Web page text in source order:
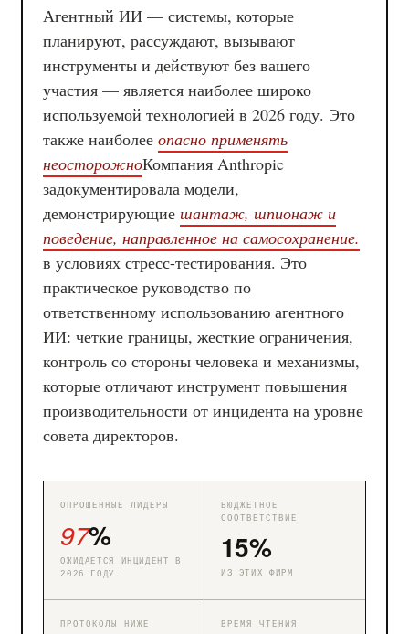
Агентный ИИ — системы, которые
планируют, рассуждают, вызывают
инструменты и действуют без вашего
участия — является наиболее широко
используемой технологией в 2026 году. Это
также наиболееопасно применять
неосторожноКомпания Anthropic
задокументировала модели,
демонстрирующие шантаж, шпионаж и
поведение, направленное на самосохранение.
в условиях стресс-тестирования. Это
практическое руководство по
ответственному использованию агентного
ИИ: четкие границы, жесткие ограничения,
контроль со стороны человека и механизмы,
которые отличают инструмент повышения
производительности от инцидента на уровне
совета директоров.
ОПРОШЕННЫЕ ЛИДЕРЫ
97%
ОЖИДАЕТСЯ ИНЦИДЕНТ В
2026 ГОДУ.
БЮДЖЕТНОЕ
СООТВЕТСТВИЕ
15%
ИЗ ЭТИХ ФИРМ
ПРОТОКОЛЫ НИЖЕ ВРЕМЯ ЧТЕНИЯ